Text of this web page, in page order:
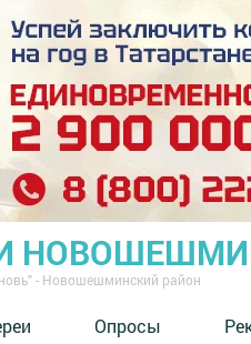
- Новошешминский район
Опросы